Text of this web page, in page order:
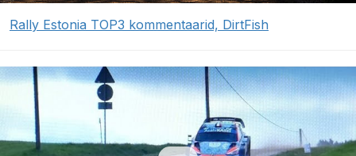
Rally Estonia TOP3 kommentaarid, DirtFish